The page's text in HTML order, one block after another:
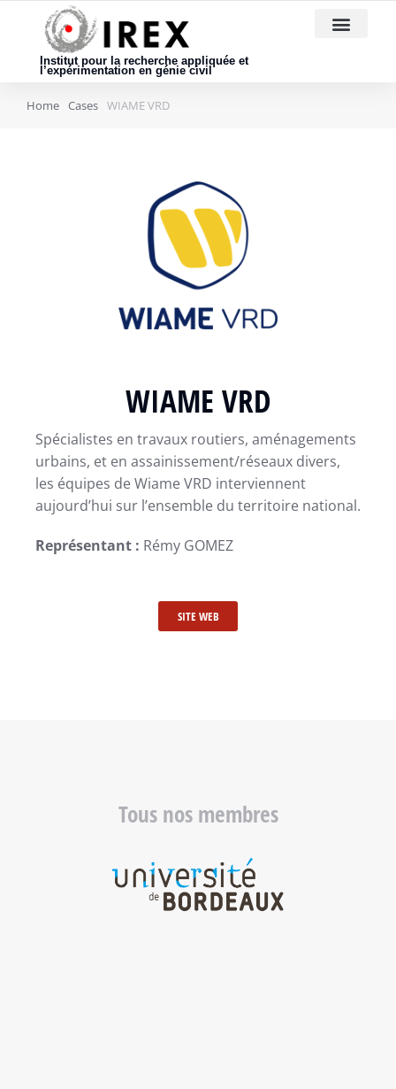
Institut pour la recherche appliquée et
l’expérimentation en génie civil
Home Cases WIAME VRD
WIAME VRD
Spécialistes en travaux routiers, aménagements
urbains, et en assainissement/réseaux divers,
les équipes de Wiame VRD interviennent
aujourd’hui sur l’ensemble du territoire national.
Représentant : Rémy GOMEZ
SITE WEB
Tous nos membres